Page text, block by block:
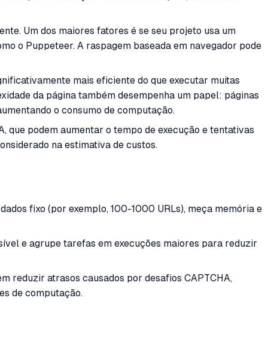
Um dos maiores fatores é se seu projeto usa um
o Puppeteer. A raspagem baseada em navegador pode
mais eficiente do que executar muitas
da página também desempenha um papel: páginas
o consumo de computação.
que podem aumentar o tempo de execução e tentativas
na estimativa de custos.
fixo (por exemplo, 100-1000 URLs), meça memória e
e agrupe tarefas em execuções maiores para reduzir
reduzir atrasos causados por desafios CAPTCHA,
de computação.